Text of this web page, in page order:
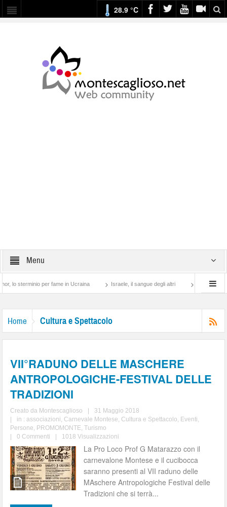
28.9 °C
Menu
per fame in Ucraina Israele, il sangue degli altri Lotta di classe… tra
Home Cultura e Spettacolo
VII°RADUNO DELLE MASCHERE
ANTROPOLOGICHE-FESTIVAL DELLE
TRADIZIONI
Creato da Montescaglioso
31 Maggio 2018
in :associazioni, Carnevale Montese, Cultura e Spettacolo, Eventi,
Persone, PROMOMONTE,Turismo
0 Commenti 1018 Visualizzazioni
La Pro Loco Prof G Matarazzo con il
carnevalone Montese e il cucibocca
saranno presenti al VII raduno delle
MAschere Antropologiche Festival delle
Tradizioni che si terrà...